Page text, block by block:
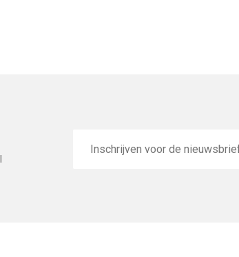
mailadres